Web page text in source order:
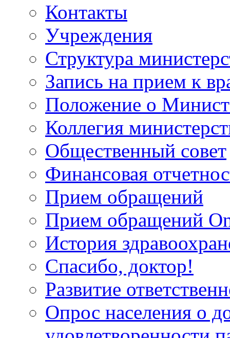
Контакты
Учреждения
Структура
Запись на прием к
Положение о
Коллегия
Общественный совет
Финансовая
Прием обращений
Прием обращений
История
Спасибо, доктор!
Развитие
Опрос населения о